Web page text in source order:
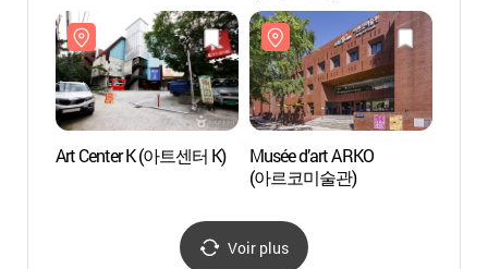
Art Center K (아트센터 K)
Musée d’art ARKO
(아르코미술관)
Voir plus